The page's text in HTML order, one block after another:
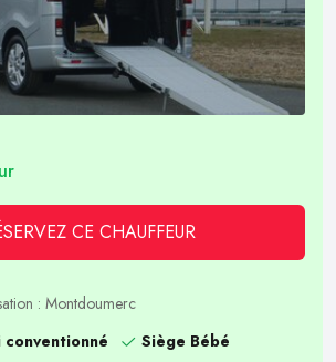
CE CHAUFFEUR
: Montdoumerc
conventionné
Siège Bébé